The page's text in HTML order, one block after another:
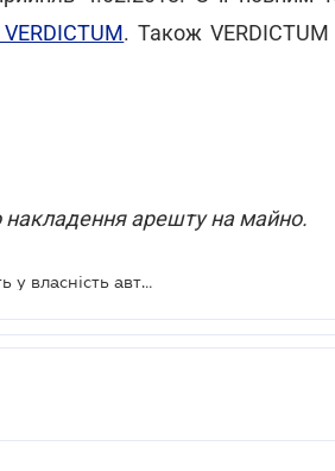
. Також
арешту на майно.
Земля під будівлею, що відчужується, переходить у власність автоматично?